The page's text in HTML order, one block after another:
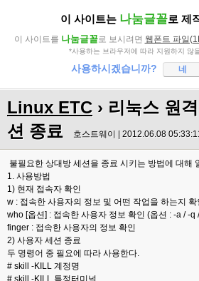
이 사이트는 나눔글꼴로 제
이 사이트를 나눔글꼴로 보시려면 웹폰트 파일
*사용하는 브라우저에 따라 지원하지 않
사용하시겠습니까? 네
Linux ETC › 리눅스 원
션 종료
호스트웨이 | 2012.06.08
불필요한 상대방 세션을 종료 시키는 방법에 대해
1. 사용방법
1) 현재 접속자 확인
w : 접속한 사용자의 정보 및 어떤 작업을 하는지 확
who [옵션] : 접속한 사용자 정보 확인 (옵션 : -a / -q
finger : 접속한 사용자의 정보 확인
2) 사용자 세션 종료
두 명령어 중 필요에 따라 사용한다.
# skill -KILL 계정명
# skill -KILL 특정터미널